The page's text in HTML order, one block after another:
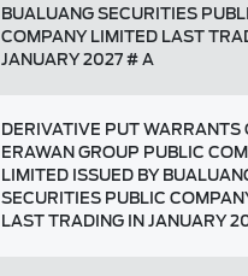
BUALUANG SECURITIES
COMPANY LIMITED LAST
JANUARY 2027 # A
DERIVATIVE PUT WARRANTS
ERAWAN GROUP PUBLIC
LIMITED ISSUED BY
SECURITIES PUBLIC
LAST TRADING IN JANUARY